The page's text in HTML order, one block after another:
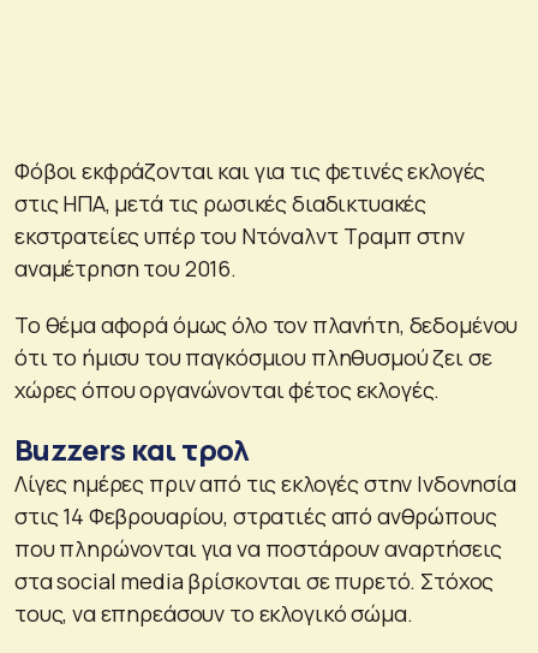
Φόβοι εκφράζονται και για τις φετινές εκλογές
στις ΗΠΑ, μετά τις ρωσικές διαδικτυακές
εκστρατείες υπέρ του Ντόναλντ Τραμπ στην
αναμέτρηση του 2016.
Το θέμα αφορά όμως όλο τον πλανήτη, δεδομένου
ότι το ήμισυ του παγκόσμιου πληθυσμού ζει σε
χώρες όπου οργανώνονται φέτος εκλογές.
Buzzers και τρολ
Λίγες ημέρες πριν από τις εκλογές στην Ινδονησία
στις 14 Φεβρουαρίου, στρατιές από ανθρώπους
που πληρώνονται για να ποστάρουν αναρτήσεις
στα social media βρίσκονται σε πυρετό. Στόχος
τους, να επηρεάσουν το εκλογικό σώμα.